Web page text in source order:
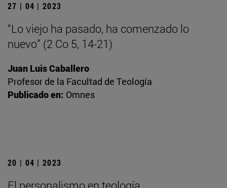
27 | 04 | 2023
“Lo viejo ha pasado, ha comenzado lo
nuevo” (2 Co 5, 14-21)
Juan Luis Caballero
Profesor de la Facultad de Teología
Publicado en: Omnes
20 | 04 | 2023